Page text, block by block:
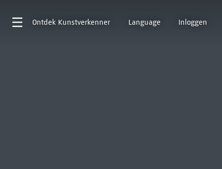
Ontdek Kunstverkenner Language Inloggen